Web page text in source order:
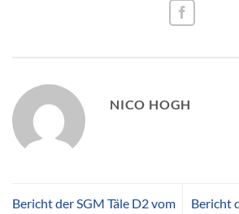
NICO HOGH
Bericht der SGM Täle D2 vom
Bericht